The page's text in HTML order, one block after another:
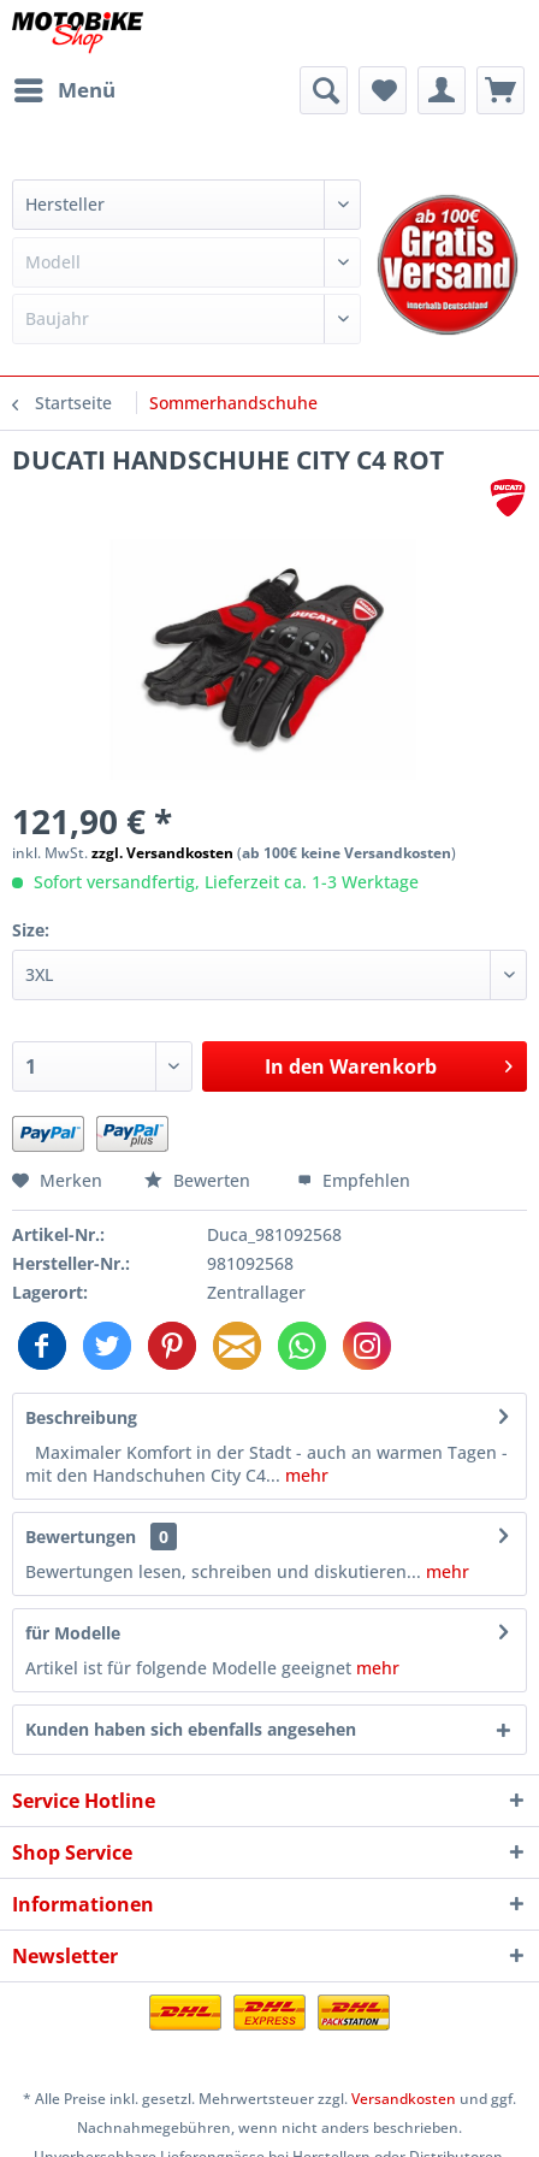
Menü
Startseite Sommerhandschuhe
DUCATI HANDSCHUHE CITY C4 ROT
121,90 € *
inkl. MwSt.zzgl. Versandkosten (ab 100€ keine Versandkosten)
Sofort versandfertig, Lieferzeit ca. 1-3 Werktage
Size:
In den Warenkorb
Merken Bewerten Empfehlen
Artikel-Nr.:
Duca_981092568
Hersteller-Nr.:
981092568
Lagerort:
Zentrallager
Beschreibung
Maximaler Komfort in der Stadt - auch an warmen Tagen -
mit den Handschuhen City C4... mehr
Bewertungen
0
Bewertungen lesen, schreiben und diskutieren... mehr
für Modelle
Artikel ist für folgende Modelle geeignet mehr
Kunden haben sich ebenfalls angesehen
Service Hotline
Shop Service
Informationen
Newsletter
* Alle Preise inkl. gesetzl. Mehrwertsteuer zzgl.Versandkosten und ggf.
Nachnahmegebühren, wenn nicht anders beschrieben.